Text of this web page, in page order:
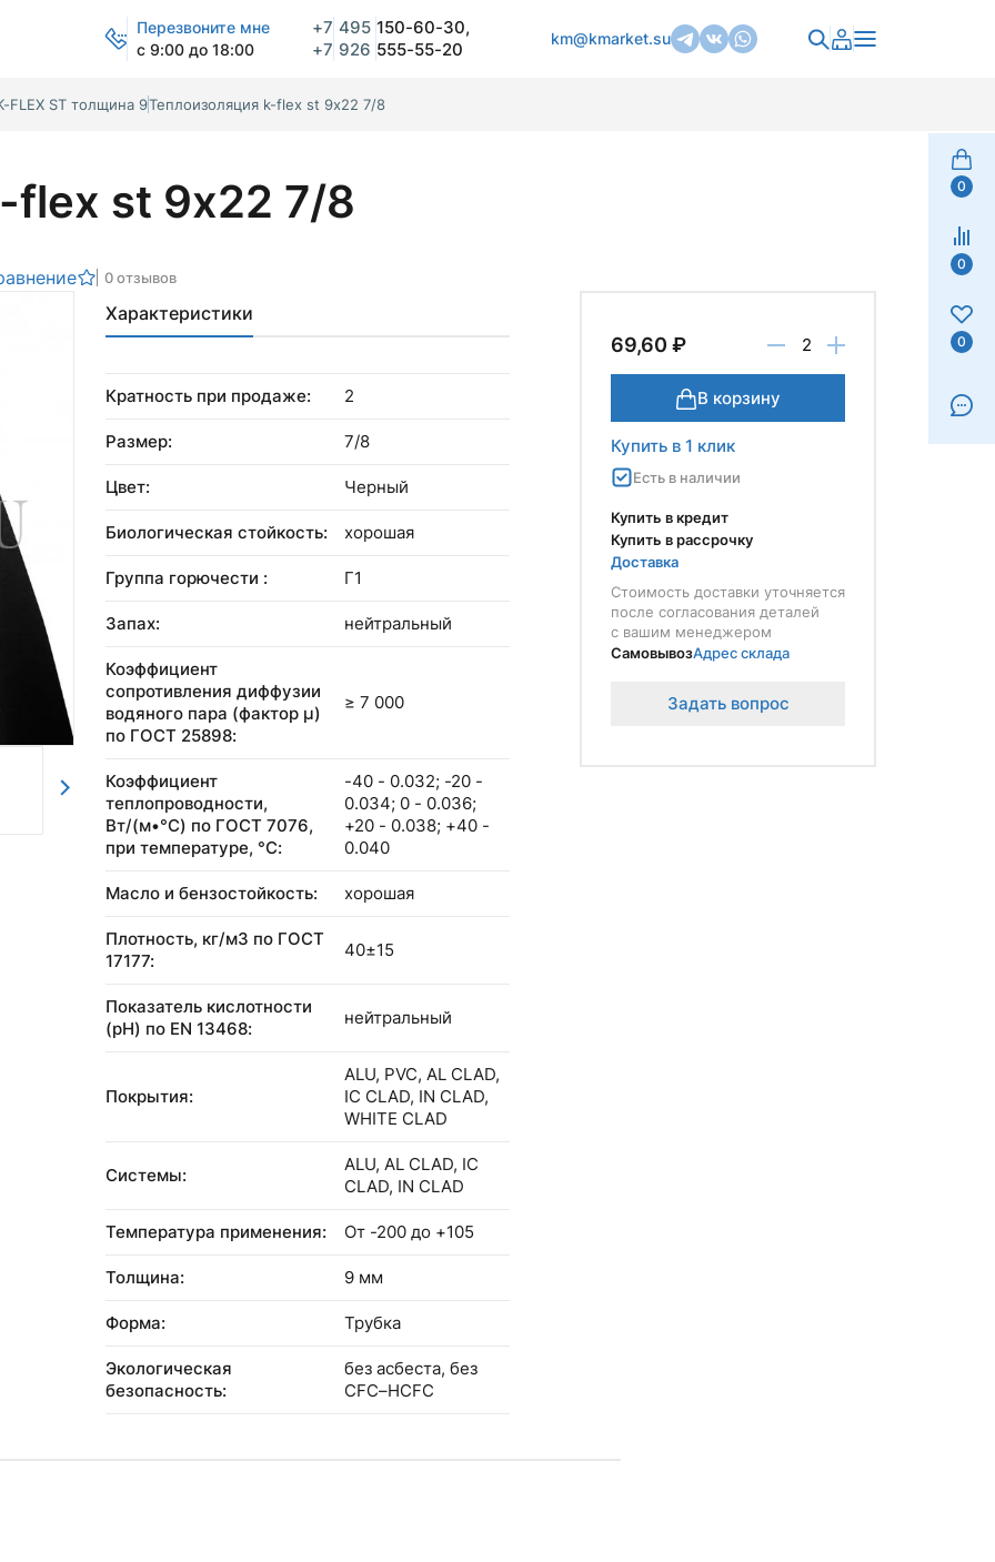
Перезвоните мне
с 9:00 до 18:00
+7 495 150-60-30,
+7 926 555-55-20
km@kmarket.su
0
0
0
FLEX ST толщина 9Теплоизоляция k-flex st 9х22 7/8
flex st 9х22 7/8
0 отзывов
Характеристики
Кратность при продаже: 2
Размер: 7/8
Цвет: Черный
Биологическая стойкость: хорошая
Группа горючести : Г1
Запах: нейтральный
Коэффициент
сопротивления диффузии
водяного пара (фактор μ)
по ГОСТ 25898:
≥ 7 000
Коэффициент
теплопроводности,
Вт/(м•°C) по ГОСТ 7076,
при температуре, °С:
-40 - 0.032; -20 -
0.034; 0 - 0.036;
+20 - 0.038; +40 -
0.040
Масло и бензостойкость: хорошая
Плотность, кг/м3 по ГОСТ
17177:
40±15
Показатель кислотности
(pH) по EN 13468:
нейтральный
Покрытия:
ALU, PVC, AL CLAD,
IC CLAD, IN CLAD,
WHITE CLAD
Системы:
ALU, AL CLAD, IC
CLAD, IN CLAD
Температура применения: От -200 до +105
Толщина: 9 мм
Форма: Трубка
Экологическая
безопасность:
без асбеста, без
CFC–HCFC
69,60 ₽
В корзину
Купить в 1 клик
Есть в наличии
Купить в кредит
Купить в рассрочку
Доставка
Стоимость доставки уточняется
после согласования деталей
с вашим менеджером
СамовывозАдрес склада
Задать вопрос